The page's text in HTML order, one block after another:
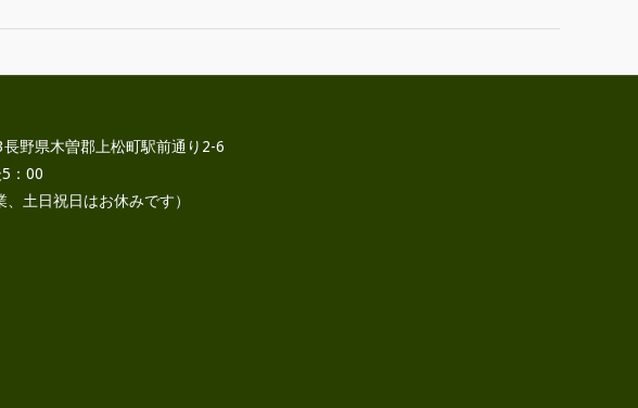
野県木曽郡上松町駅前通り2-6
：00
土日祝日はお休みです）